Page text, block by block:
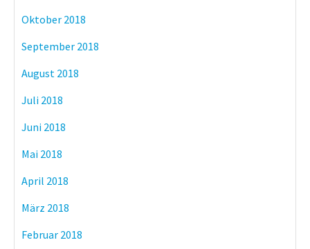
Oktober 2018
September 2018
August 2018
Juli 2018
Juni 2018
Mai 2018
April 2018
März 2018
Februar 2018